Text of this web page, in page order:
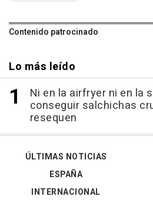
Contenido patrocinado
Lo más leído
Ni en la airfryer ni en la
conseguir salchichas
resequen
ÚLTIMAS NOTICIAS
ESPAÑA
INTERNACIONAL